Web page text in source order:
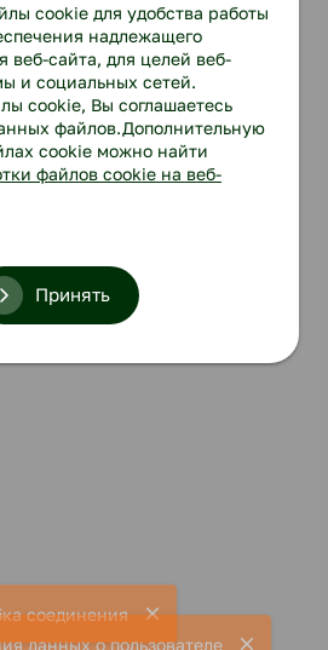
соединения
cookie для удобства работы
надлежащего
веб-сайта, для целей веб-
и социальных сетей.
cookie, Вы соглашаетесь
файлов.Дополнительную
cookie можно найти
файлов cookie на веб-
Принять